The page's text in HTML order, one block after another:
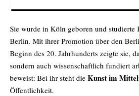
Sie wurde in Köln geboren und studierte
Berlin. Mit ihrer Promotion über den
Beginn des 20. Jahrhunderts zeigte sie,
sondern auch wissenschaftlich fundiert
beweist: Bei ihr steht die Kunst im
Öffentlichkeit.